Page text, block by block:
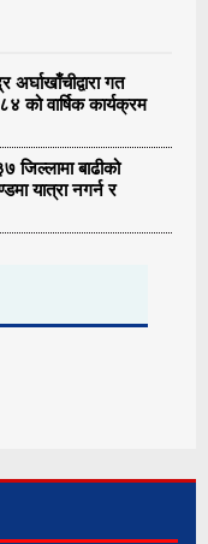
गत
को वार्षिक कार्यक्रम
जिल्लामा बाढीको
यात्रा नगर्न र